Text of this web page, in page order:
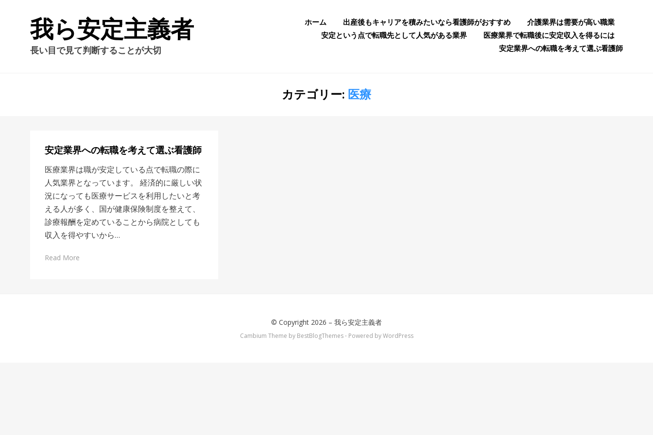
我ら安定主義者
長い目で見て判断することが大切
ホーム 出産後もキャリアを積みたいなら看護師がおすすめ
介護業界は需要が高い職業
安定という点で転職先として人気がある業界
医療業界で転職後に安定収入を得るには
安定業界への転職を考えて選ぶ看護師
カテゴリー: 医療
安定業界への転職を考えて選ぶ看護師
医療業界は職が安定している点で転職の際に
人気業界となっています。 経済的に厳しい状
況になっても医療サービスを利用したいと考
える人が多く、国が健康保険制度を整えて、
診療報酬を定めていることから病院としても
収入を得やすいから…
Read More
© Copyright 2026 – 我ら安定主義者
Cambium Theme by BestBlogThemes ⋅ Powered byWordPress